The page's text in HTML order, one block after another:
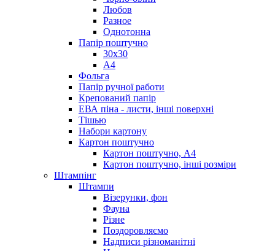
Любов
Разное
Однотонна
Папір поштучно
30х30
А4
Фольга
Папір ручної работи
Крепований папір
ЕВА піна - листи, інші поверхні
Тішью
Набори картону
Картон поштучно
Картон поштучно, А4
Картон поштучно, інші розміри
Штампінг
Штампи
Візерунки, фон
Фауна
Різне
Поздоровляємо
Надписи різноманітні